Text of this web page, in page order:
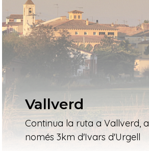
Vallverd
Continua la ruta a Vallverd, a
només 3km d'Ivars d'Urgell